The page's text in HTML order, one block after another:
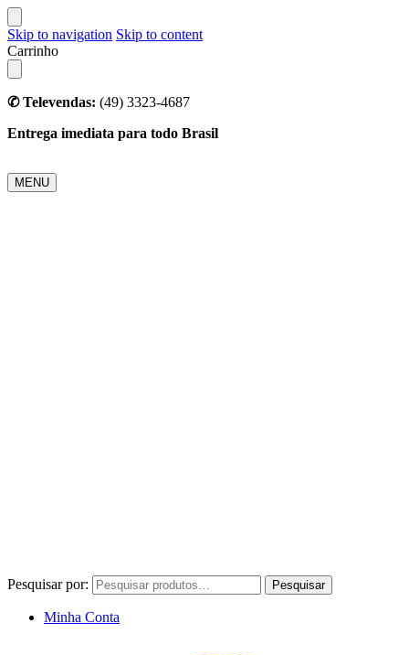
Skip to navigation Skip to content
Carrinho
✆ Televendas: (49) 3323-4687
Entrega imediata para todo Brasil
MENU
Pesquisar por: Pesquisar
Minha Conta